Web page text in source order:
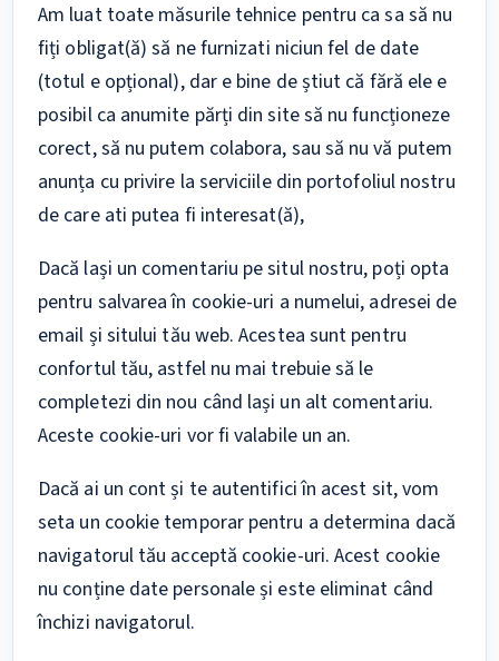
Am luat toate măsurile tehnice pentru ca sa să nu
fiți obligat(ă) să ne furnizati niciun fel de date
(totul e opțional), dar e bine de știut că fără ele e
posibil ca anumite părți din site să nu funcționeze
corect, să nu putem colabora, sau să nu vă putem
anunța cu privire la serviciile din portofoliul nostru
de care ati putea fi interesat(ă),
Dacă lași un comentariu pe situl nostru, poți opta
pentru salvarea în cookie-uri a numelui, adresei de
email și sitului tău web. Acestea sunt pentru
confortul tău, astfel nu mai trebuie să le
completezi din nou când lași un alt comentariu.
Aceste cookie-uri vor fi valabile un an.
Dacă ai un cont și te autentifici în acest sit, vom
seta un cookie temporar pentru a determina dacă
navigatorul tău acceptă cookie-uri. Acest cookie
nu conține date personale și este eliminat când
închizi navigatorul.